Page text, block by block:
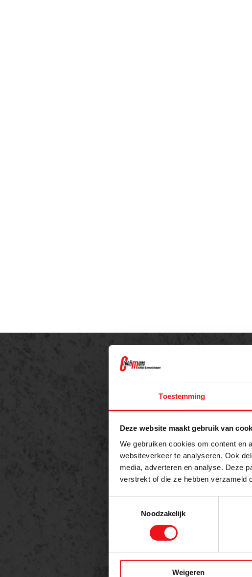
Toestemming
Deze website maakt gebruik van
We gebruiken cookies om content en
websiteverkeer te analyseren. Ook
media, adverteren en analyse. Deze
verstrekt of die ze hebben verzameld
Noodzakelijk
Weigeren
Offerte
Meer weten
Naam
Telefoon